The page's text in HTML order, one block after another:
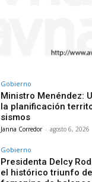
Gobierno
Ministro Menéndez:
la planificación
sismos
Janna Corredor - agosto 6, 2026
Gobierno
Presidenta Delcy
el histórico triunfo